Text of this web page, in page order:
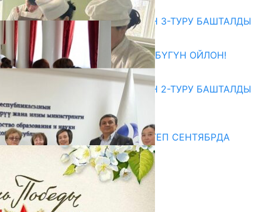
Абитуриент
ЖОЖДОРГО КАБЫЛ АЛУУНУН 3-ТУРУ БАШТАЛДЫ
27.07.2026
ӨЗҮҢДҮН КЕЛЕЧЕГИҢ ҮЧҮН БҮГҮН ОЙЛОН!
20.07.2026
ЖОЖДОРГО КАБЫЛ АЛУУНУН 2-ТУРУ БАШТАЛДЫ
20.07.2026
Медиа
СУЗАКТА 750 ОРУНДУУ МЕКТЕП СЕНТЯБРДА
ПАЙДАЛАНУУГА БЕРИЛЕТ
07.08.2025
Улуу Жеңиштин жандуу сөзү
29.04.2025